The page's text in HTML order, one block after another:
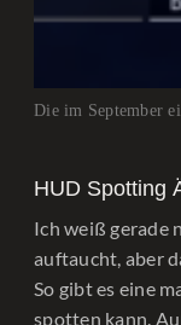
Die im September
HUD Spotting
Ich weiß gerade
auftaucht, aber
So gibt es eine
spotten kann.